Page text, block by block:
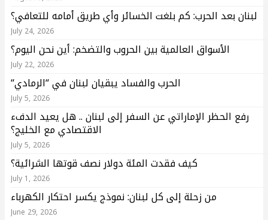
لبنان بعد الحرب: كم بلغت الخسائر وأي طريق أمامه للتعافي؟
July 24, 2026
الأسواق العالمية بين الحروب والتضخم: أين نحن اليوم؟
July 22, 2026
“الحرب والفساد يبقيان لبنان في “الرمادي
July 5, 2026
رفع الحظر الإماراتي عن السفر إلى لبنان .. هل يعيد الدفء
الاقتصادي مع الخليج؟
July 5, 2026
كيف فقدت المئة دولار نصف قوتها الشرائية؟
July 1, 2026
من زحلة إلى كل لبنان: نموذج يكسر احتكار الكهرباء
June 29, 2026